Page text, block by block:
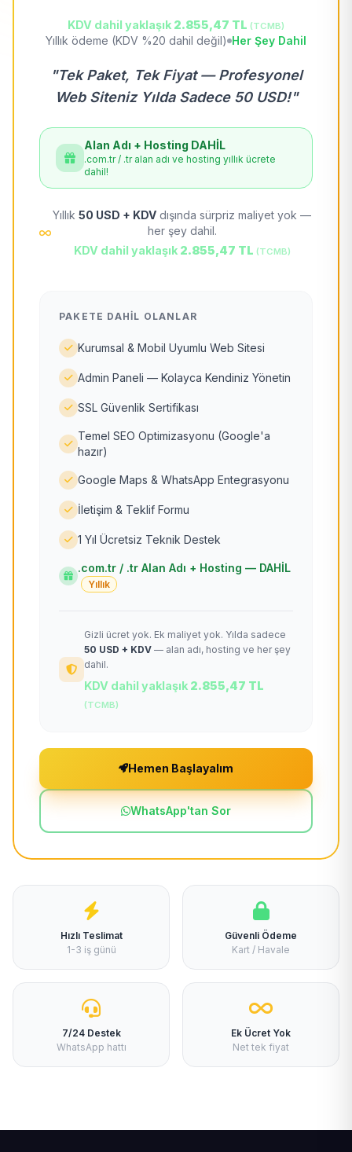
KDV dahil yaklaşık 2.855,47 TL (TCMB)
Yıllık ödeme (KDV %20 dahil değil) Her Şey Dahil
"Tek Paket, Tek Fiyat — Profesyonel
Web Siteniz Yılda Sadece 50 USD!"
Alan Adı + Hosting DAHİL
.com.tr / .tr alan adı ve hosting yıllık ücrete
dahil!
Yıllık 50 USD + KDV dışında sürpriz maliyet yok —
her şey dahil.
KDV dahil yaklaşık 2.855,47 TL (TCMB)
PAKETE DAHIL OLANLAR
Kurumsal & Mobil Uyumlu Web Sitesi
Admin Paneli — Kolayca Kendiniz Yönetin
SSL Güvenlik Sertifikası
Temel SEO Optimizasyonu (Google'a
hazır)
Google Maps & WhatsApp Entegrasyonu
İletişim & Teklif Formu
1 Yıl Ücretsiz Teknik Destek
.com.tr / .tr Alan Adı + Hosting — DAHİL
Yıllık
Gizli ücret yok. Ek maliyet yok. Yılda sadece
50 USD + KDV — alan adı, hosting ve her şey
dahil.
KDV dahil yaklaşık 2.855,47 TL
(TCMB)
Hemen Başlayalım
WhatsApp'tan Sor
Hızlı Teslimat
1-3 iş günü
Güvenli Ödeme
Kart / Havale
7/24 Destek
WhatsApp hattı
Ek Ücret Yok
Net tek fiyat